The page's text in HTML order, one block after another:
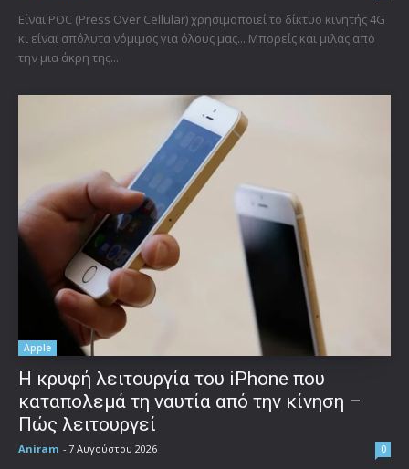
Είναι POC (Press Over Cellular) χρησιμοποιεί το δίκτυο κινητής 4G
κι είναι απόλυτα νόμιμος για όλους μας... Μπορείς και μιλάς από
την μια άκρη της...
Apple
Η κρυφή λειτουργία του iPhone που
καταπολεμά τη ναυτία από την κίνηση –
Πώς λειτουργεί
Aniram - 7 Αυγούστου 2026 0